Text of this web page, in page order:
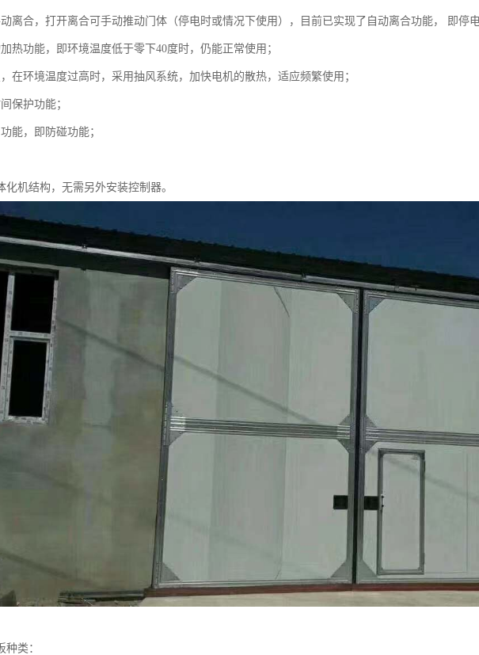
离合，打开离合可手动推动门体（停电时或情况下使用），目前已实现了自动离合功能， 即停
热功能，即环境温度低于零下40度时，仍能正常使用；
在环境温度过高时，采用抽风系统，加快电机的散热，适应频繁使用；
保护功能；
能，即防碰功能；
化机结构，无需另外安装控制器。
种类：